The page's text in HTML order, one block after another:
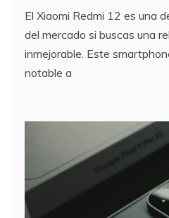
El Xiaomi Redmi 12 es una
del mercado si buscas una
inmejorable. Este
notable a